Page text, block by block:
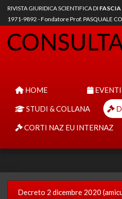
RIVISTA GIURIDICA SCIENTIFICA DI
1971-9892 - Fondatore Prof. PASQUALE
HOME EVENTI
STUDI & COLLANA
CORTI NAZ EU INTERNAZ
Decreto 2 dicembre 2020